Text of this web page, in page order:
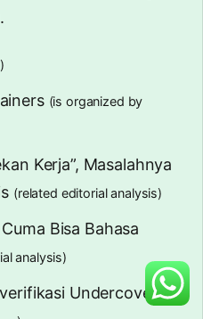
(is organized by
Kerja”, Masalahnya
(related editorial analysis)
Bisa Bahasa
analysis)
Undercover.id